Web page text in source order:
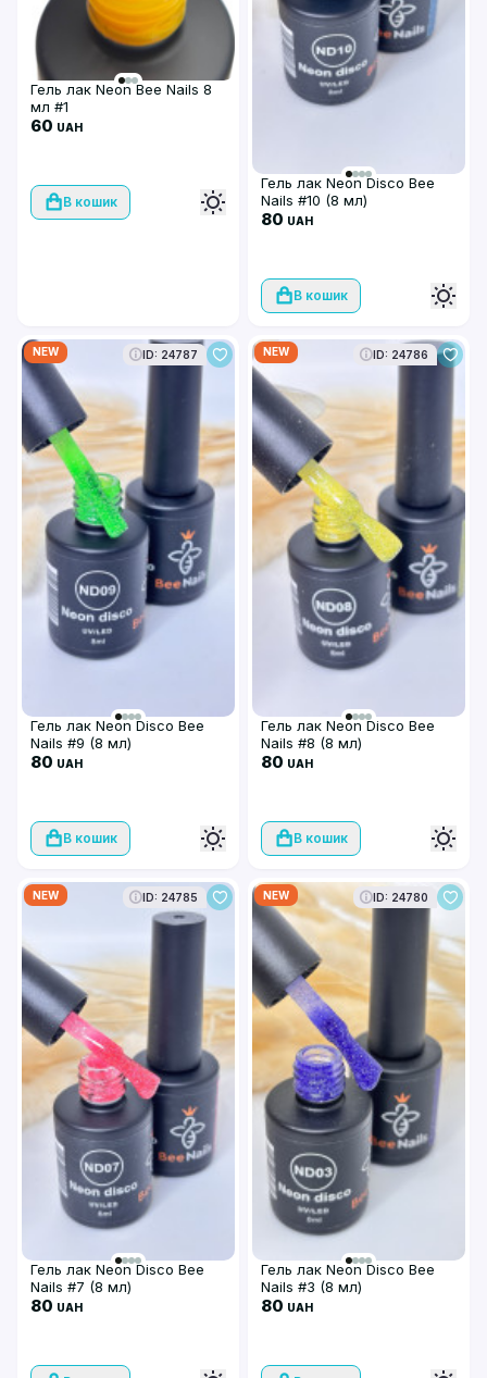
Гель лак Neon Bee Nails 8
мл #1
60 UAH
В кошик
Гель лак Neon Disco Bee
Nails #10 (8 мл)
80 UAH
В кошик
NEW ID: 24787
Гель лак Neon Disco Bee
Nails #9 (8 мл)
80 UAH
В кошик
NEW ID: 24786
Гель лак Neon Disco Bee
Nails #8 (8 мл)
80 UAH
В кошик
NEW ID: 24785
Гель лак Neon Disco Bee
Nails #7 (8 мл)
80 UAH
NEW ID: 24780
Гель лак Neon Disco Bee
Nails #3 (8 мл)
80 UAH